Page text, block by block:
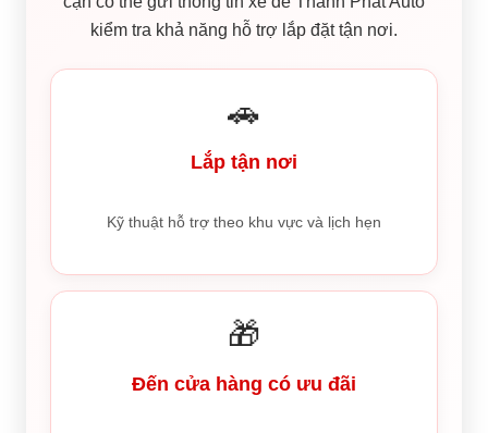
kiểm tra khả năng hỗ trợ lắp đặt tận nơi.
🚗
Lắp tận nơi
Kỹ thuật hỗ trợ theo khu vực và lịch hẹn
🎁
Đến cửa hàng có ưu đãi